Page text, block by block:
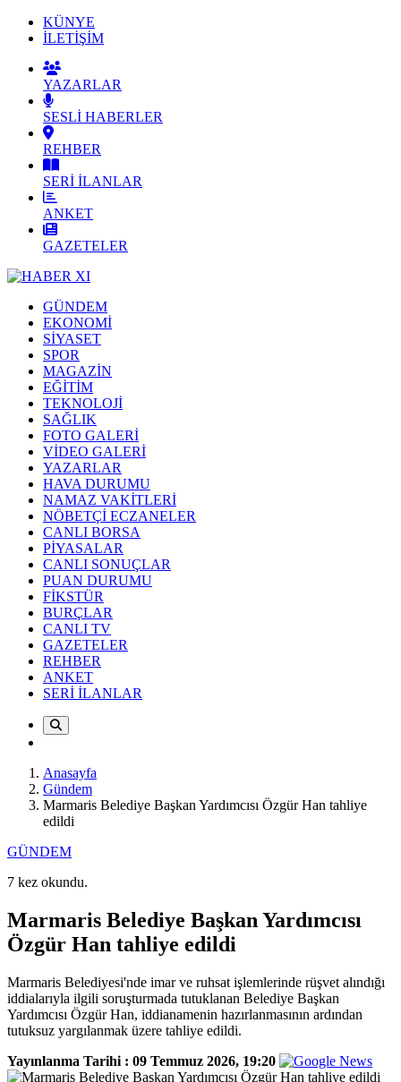
KÜNYE
İLETİŞİM
YAZARLAR
SESLİ HABERLER
REHBER
SERİ İLANLAR
ANKET
GAZETELER
GÜNDEM
EKONOMİ
SİYASET
SPOR
MAGAZİN
EĞİTİM
TEKNOLOJİ
SAĞLIK
FOTO GALERİ
VİDEO GALERİ
YAZARLAR
HAVA DURUMU
NAMAZ VAKİTLERİ
NÖBETÇİ ECZANELER
CANLI BORSA
PİYASALAR
CANLI SONUÇLAR
PUAN DURUMU
FİKSTÜR
BURÇLAR
CANLI TV
GAZETELER
REHBER
ANKET
SERİ İLANLAR
Anasayfa
Gündem
Marmaris Belediye Başkan Yardımcısı Özgür Han tahliye
edildi
GÜNDEM
7 kez okundu.
Marmaris Belediye Başkan Yardımcısı
Özgür Han tahliye edildi
Marmaris Belediyesi'nde imar ve ruhsat işlemlerinde rüşvet alındığı
iddialarıyla ilgili soruşturmada tutuklanan Belediye Başkan
Yardımcısı Özgür Han, iddianamenin hazırlanmasının ardından
tutuksuz yargılanmak üzere tahliye edildi.
Yayınlanma Tarihi : 09 Temmuz 2026, 19:20